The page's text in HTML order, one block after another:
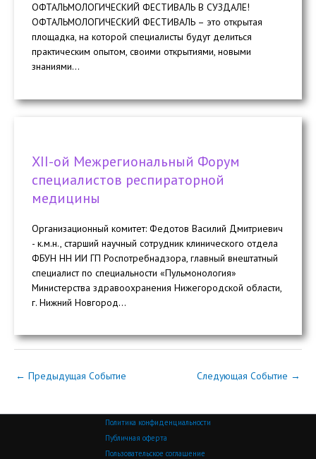
ОФТАЛЬМОЛОГИЧЕСКИЙ ФЕСТИВАЛЬ В СУЗДАЛЕ!
ОФТАЛЬМОЛОГИЧЕСКИЙ ФЕСТИВАЛЬ – это открытая
площадка, на которой специалисты будут делиться
практическим опытом, своими открытиями, новыми
знаниями...
ХII-ой Межрегиональный Форум
специалистов респираторной
медицины
Организационный комитет: Федотов Василий Дмитриевич
- к.м.н., старший научный сотрудник клинического отдела
ФБУН НН ИИ ГП Роспотребнадзора, главный внештатный
специалист по специальности «Пульмонология»
Министерства здравоохранения Нижегородской области,
г. Нижний Новгород...
← Предыдущая Событие Следующая Событие →
Политика конфиденциальности
Публичная оферта
Пользовательское соглашение